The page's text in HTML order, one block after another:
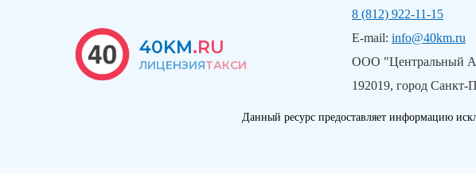
40KM.RU
ЛИЦЕНЗИЯТАКСИ
8 (812) 922-11-15
E-mail: info@40km.ru
ООО "Центральный
192019, город Санкт-
Данный ресурс предоставляет информацию